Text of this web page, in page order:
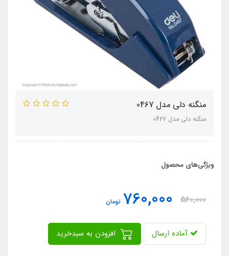
منگنه دلی مدل 0467
منگنه دلی مدل 0467
ویژگی‌های محصول
560,000
760,000 تومان
آماده ارسال